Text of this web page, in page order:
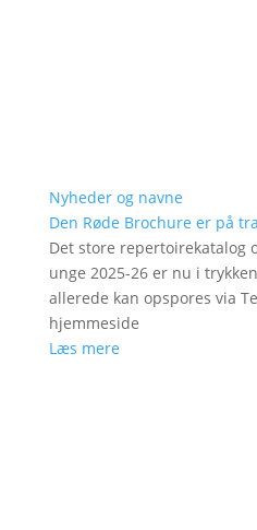
Nyheder og navne
Den Røde Brochure er på
Det store repertoirekatalog
unge 2025-26 er nu i
allerede kan opspores via
hjemmeside
Læs mere